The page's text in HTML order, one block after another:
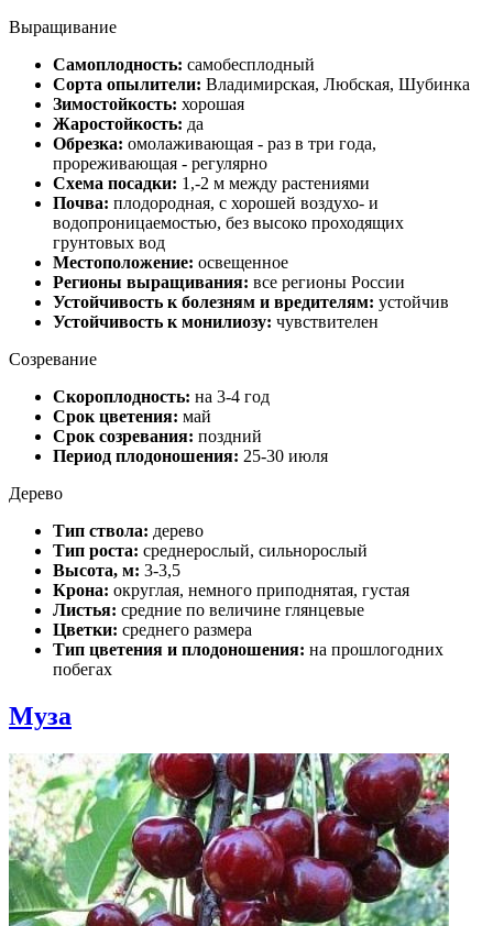
Выращивание
Самоплодность: самобесплодный
Сорта опылители: Владимирская, Любская, Шубинка
Зимостойкость: хорошая
Жаростойкость: да
Обрезка: омолаживающая - раз в три года,
прореживающая - регулярно
Схема посадки: 1,-2 м между растениями
Почва: плодородная, с хорошей воздухо- и
водопроницаемостью, без высоко проходящих
грунтовых вод
Местоположение: освещенное
Регионы выращивания: все регионы России
Устойчивость к болезням и вредителям: устойчив
Устойчивость к монилиозу: чувствителен
Созревание
Скороплодность: на 3-4 год
Срок цветения: май
Срок созревания: поздний
Период плодоношения: 25-30 июля
Дерево
Тип ствола: дерево
Тип роста: среднерослый, сильнорослый
Высота, м: 3-3,5
Крона: округлая, немного приподнятая, густая
Листья: средние по величине глянцевые
Цветки: среднего размера
Тип цветения и плодоношения: на прошлогодних
побегах
Муза